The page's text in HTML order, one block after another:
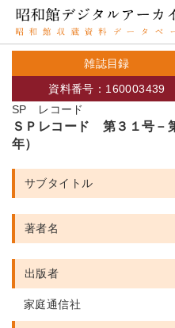
雑誌目録
SP レコード
資料番号：160003439
ＳＰレコード 第３１号－
年）
サブタイトル
著者名
出版者
家庭通信社